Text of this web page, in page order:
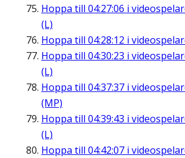
Hoppa till 04:27:06 i
(L)
Hoppa till 04:28:12 i
Hoppa till 04:30:23 i
(L)
Hoppa till 04:37:37 i
(MP)
Hoppa till 04:39:43 i
(L)
Hoppa till 04:42:07 i